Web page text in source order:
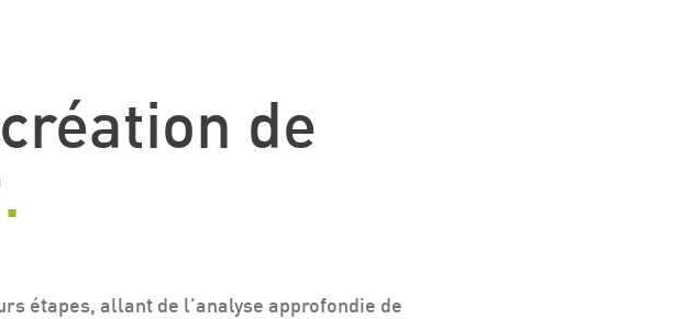
de
.
étapes, allant de l'analyse approfondie de